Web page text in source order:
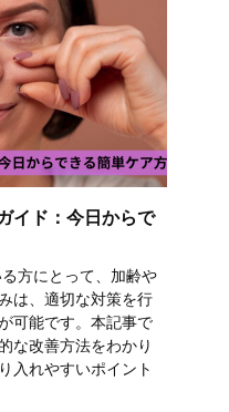
イド：今日からで
方にとって、加齢や
は、適切な対策を行
可能です。本記事で
な改善方法をわかり
入れやすいポイント